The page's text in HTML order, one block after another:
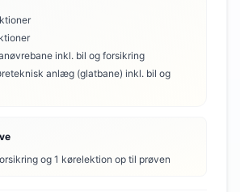
inkl. bil og forsikring
anlæg (glatbane) inkl. bil og
og 1 kørelektion op til prøven